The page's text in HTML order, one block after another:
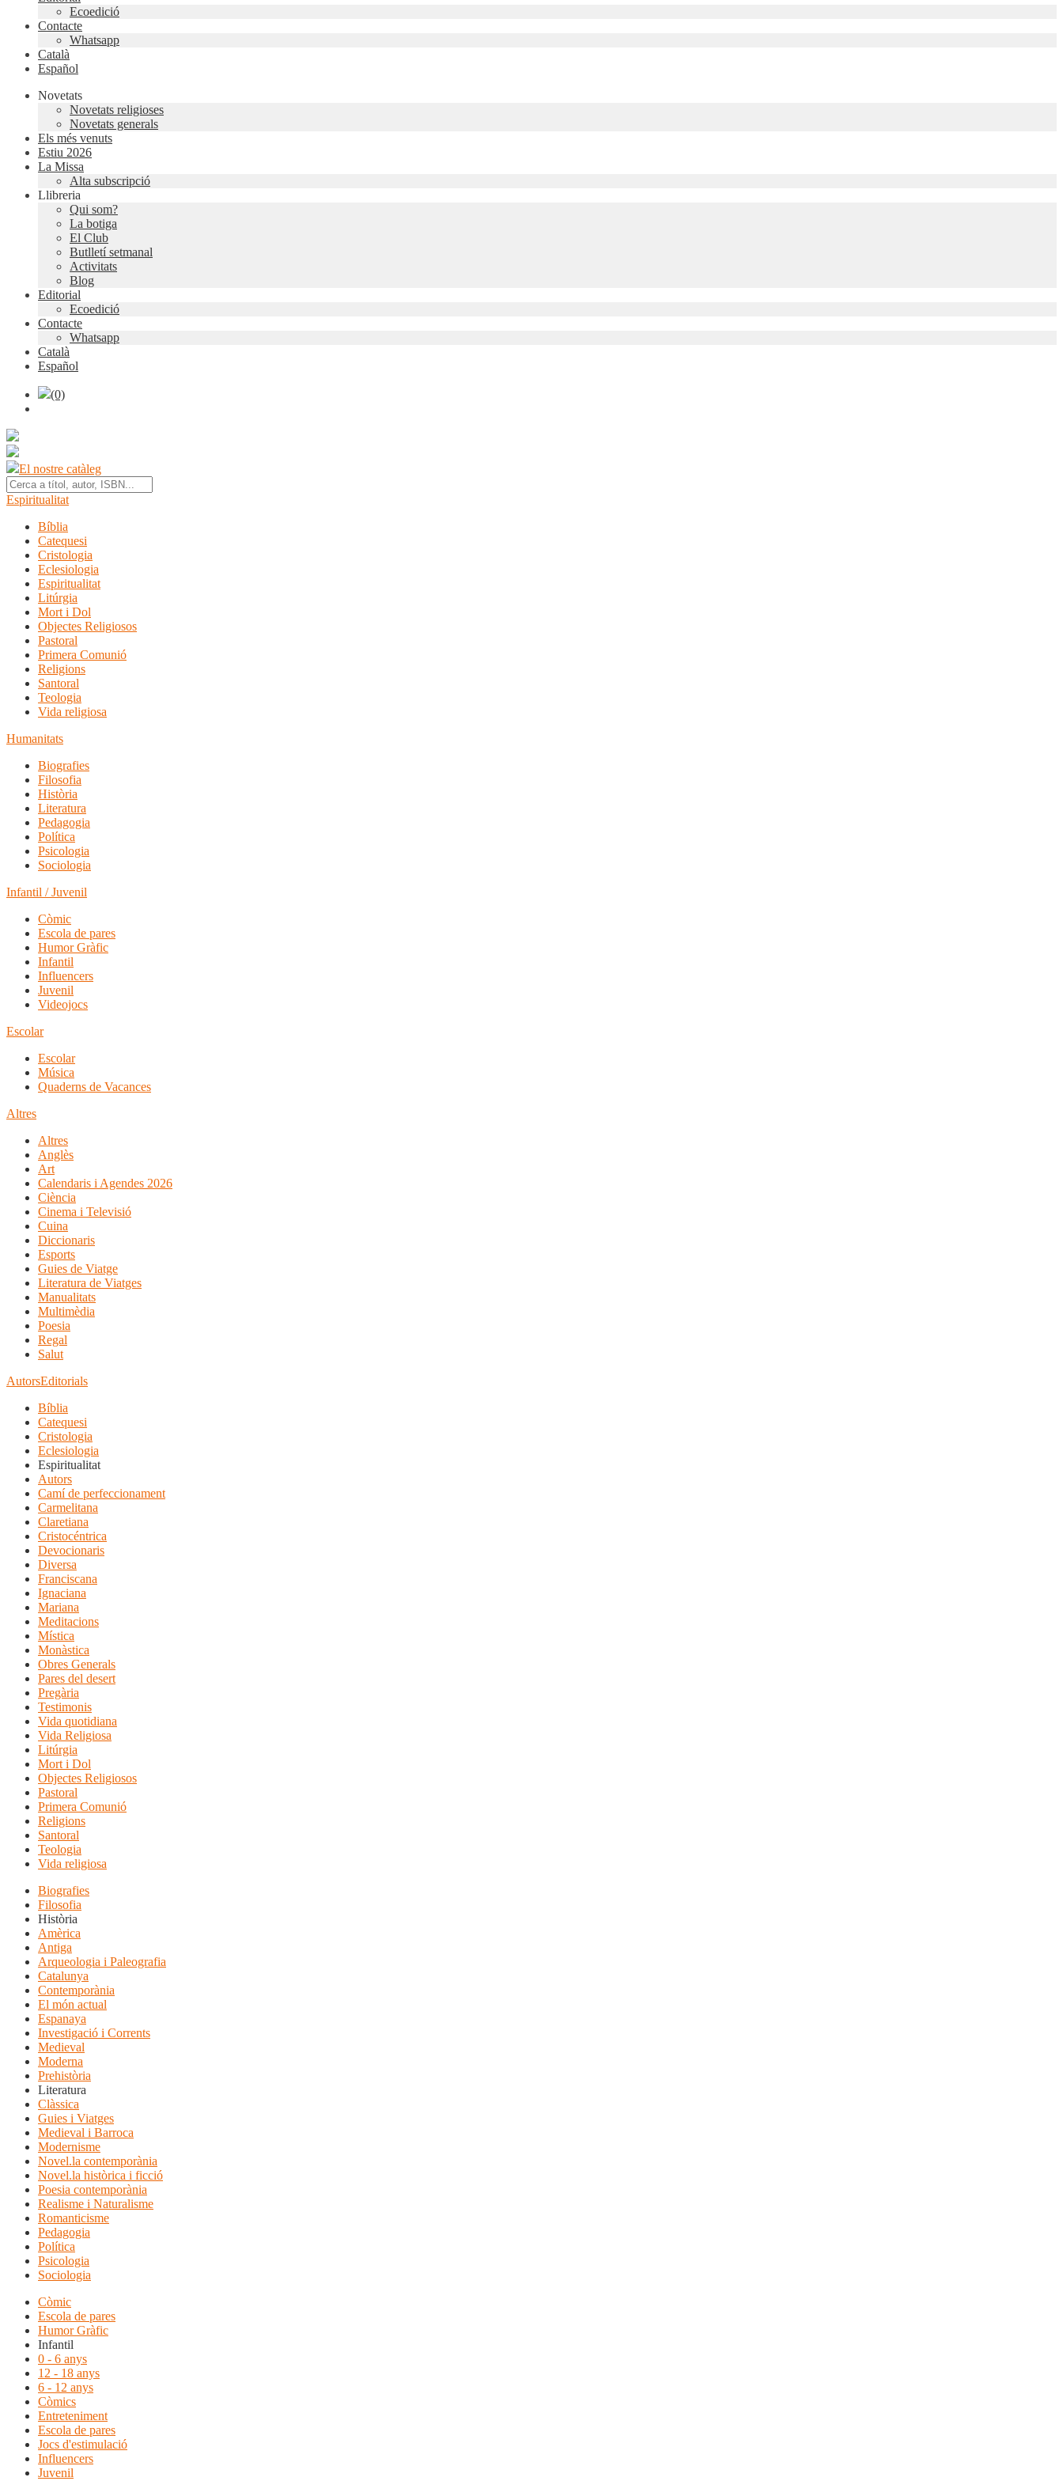
Ecoedició
Contacte
Whatsapp
Català
Español
Novetats
Novetats religioses
Novetats generals
Els més venuts
Estiu 2026
La Missa
Alta subscripció
Llibreria
Qui som?
La botiga
El Club
Butlletí setmanal
Activitats
Blog
Editorial
Ecoedició
Contacte
Whatsapp
Català
Español
(0)
El nostre catàleg
Espiritualitat
Bíblia
Catequesi
Cristologia
Eclesiologia
Espiritualitat
Litúrgia
Mort i Dol
Objectes Religiosos
Pastoral
Primera Comunió
Religions
Santoral
Teologia
Vida religiosa
Humanitats
Biografies
Filosofia
Història
Literatura
Pedagogia
Política
Psicologia
Sociologia
Infantil / Juvenil
Còmic
Escola de pares
Humor Gràfic
Infantil
Influencers
Juvenil
Videojocs
Escolar
Escolar
Música
Quaderns de Vacances
Altres
Altres
Anglès
Art
Calendaris i Agendes 2026
Ciència
Cinema i Televisió
Cuina
Diccionaris
Esports
Guies de Viatge
Literatura de Viatges
Manualitats
Multimèdia
Poesia
Regal
Salut
AutorsEditorials
Bíblia
Catequesi
Cristologia
Eclesiologia
Espiritualitat
Autors
Camí de perfeccionament
Carmelitana
Claretiana
Cristocéntrica
Devocionaris
Diversa
Franciscana
Ignaciana
Mariana
Meditacions
Mística
Monàstica
Obres Generals
Pares del desert
Pregària
Testimonis
Vida quotidiana
Vida Religiosa
Litúrgia
Mort i Dol
Objectes Religiosos
Pastoral
Primera Comunió
Religions
Santoral
Teologia
Vida religiosa
Biografies
Filosofia
Història
Amèrica
Antiga
Arqueologia i Paleografia
Catalunya
Contemporània
El món actual
Espanaya
Investigació i Corrents
Medieval
Moderna
Prehistòria
Literatura
Clàssica
Guies i Viatges
Medieval i Barroca
Modernisme
Novel.la contemporània
Novel.la històrica i ficció
Poesia contemporània
Realisme i Naturalisme
Romanticisme
Pedagogia
Política
Psicologia
Sociologia
Còmic
Escola de pares
Humor Gràfic
Infantil
0 - 6 anys
12 - 18 anys
6 - 12 anys
Còmics
Entreteniment
Escola de pares
Jocs d'estimulació
Influencers
Juvenil